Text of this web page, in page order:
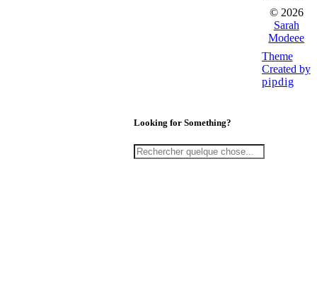
© 2026
Sarah
Modeee
Theme
Created by
pipdig
Looking for Something?